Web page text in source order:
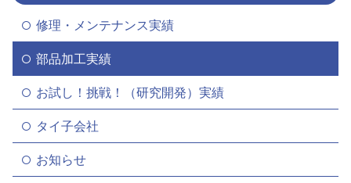
修理・メンテナンス実績
部品加工実績
お試し！挑戦！（研究開発）実績
タイ子会社
お知らせ